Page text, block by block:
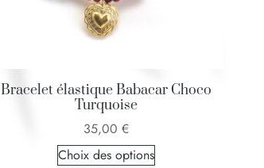
Bracelet élastique Babacar Choco
Turquoise
35,00 €
Choix des options